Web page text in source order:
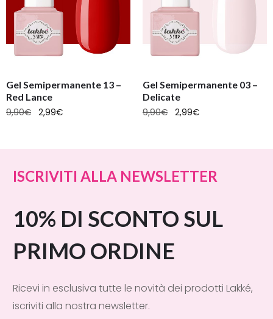
Gel Semipermanente 13 –
Red Lance
9,90€ 2,99€
Gel Semipermanente 03 –
Delicate
9,90€ 2,99€
ISCRIVITI ALLA NEWSLETTER
10% DI SCONTO SUL
PRIMO ORDINE
Ricevi in esclusiva tutte le novità dei prodotti Lakké,
iscriviti alla nostra newsletter.